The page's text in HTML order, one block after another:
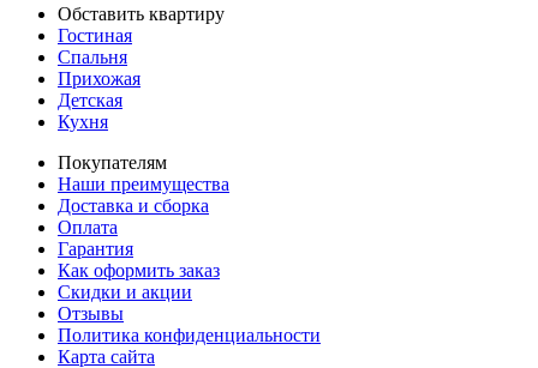
Обставить квартиру
Гостиная
Спальня
Прихожая
Детская
Кухня
Покупателям
Наши преимущества
Доставка и сборка
Оплата
Гарантия
Как оформить заказ
Скидки и акции
Отзывы
Политика конфиденциальности
Карта сайта